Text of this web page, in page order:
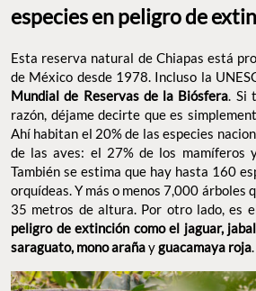
especies en peligro de
Esta reserva natural de Chiapas está
de México desde 1978. Incluso la
Mundial de Reservas de la Biósfera. Si
razón, déjame decirte que es
Ahí habitan el 20% de las especies
de las aves: el 27% de los mamíferos
También se estima que hay hasta 160
orquídeas. Y más o menos 7,000 árboles
35 metros de altura. Por otro lado, es
peligro de extinción como el jaguar,
saraguato, mono arañayguacamaya roja.